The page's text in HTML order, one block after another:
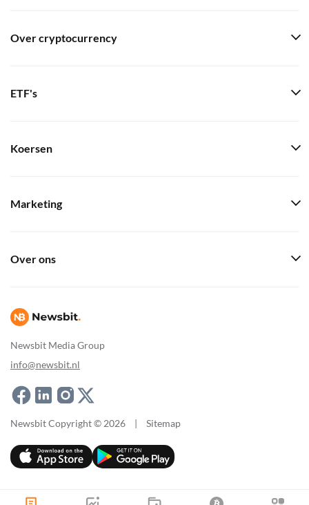
Newsbit Media Group
info@newsbit.nl
Over cryptocurrency
ETF's
Koersen
Marketing
Over ons
Newsbit Copyright © 2026 | Sitemap